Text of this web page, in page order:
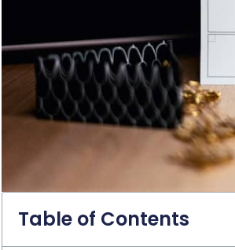
Table of Contents